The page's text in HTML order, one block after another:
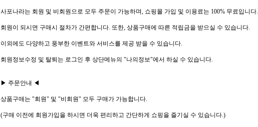
사포나라는 회원 및 비회원으로 모두 주문이 가능하며, 쇼핑몰 가입 및 이용료는 100% 무료입니다.
회원이 되시면 구매시 절차가 간편합니다. 또한, 상품구매에 따른 적립금을 받으실 수 있습니다.
이외에도 다양하고 풍부한 이벤트와 서비스를 제공 받을 수 있습니다.
회원정보수정 및 탈퇴는 로그인 후 상단메뉴의 "나의정보"에서 하실 수 있습니다.
▶ 주문안내 ◀
상품구매는 "회원" 및 "비회원" 모두 구매가 가능합니다.
(구매 이전에 회원가입을 하시면 더욱 편리하고 간단하게 쇼핑을 즐기실 수 있습니다.)